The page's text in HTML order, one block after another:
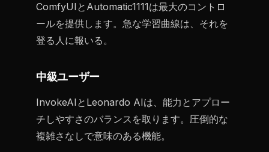
ComfyUIとAutomatic1111は最大のコントロ
ールを提供します。急な学習曲線は、それを
登る人に報いる。
中級ユーザー
InvokeAIとLeonardo AIは、能力とアプロー
チしやすさのバランスを取ります。圧倒的な
複雑さなしで意味のある機能。